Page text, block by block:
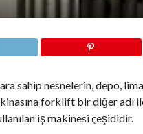
sahip nesnelerin, depo,
forklift bir diğer adı
iş makinesi çeşididir.